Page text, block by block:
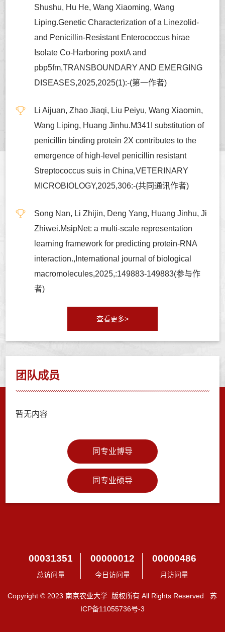
Shushu, Hu He, Wang Xiaoming, Wang
Liping.Genetic Characterization of a Linezolid-
and Penicillin-Resistant Enterococcus hirae
Isolate Co-Harboring poxtA and
pbp5fm,TRANSBOUNDARY AND EMERGING
DISEASES,2025,2025(1):-(第一作者)
Li Aijuan, Zhao Jiaqi, Liu Peiyu, Wang Xiaomin,
Wang Liping, Huang Jinhu.M341I substitution of
penicillin binding protein 2X contributes to the
emergence of high-level penicillin resistant
Streptococcus suis in China,VETERINARY
MICROBIOLOGY,2025,306:-(共同通讯作者)
Song Nan, Li Zhijin, Deng Yang, Huang Jinhu, Ji
Zhiwei.MsipNet: a multi-scale representation
learning framework for predicting protein-RNA
interaction.,International journal of biological
macromolecules,2025,:149883-149883(参与作
者)
查看更多>
团队成员
暂无内容
同专业博导
同专业硕导
00031351
总访问量
00000012
今日访问量
00000486
月访问量
Copyright © 2023 南京农业大学 版权所有 All Rights Reserved 苏
ICP备11055736号-3